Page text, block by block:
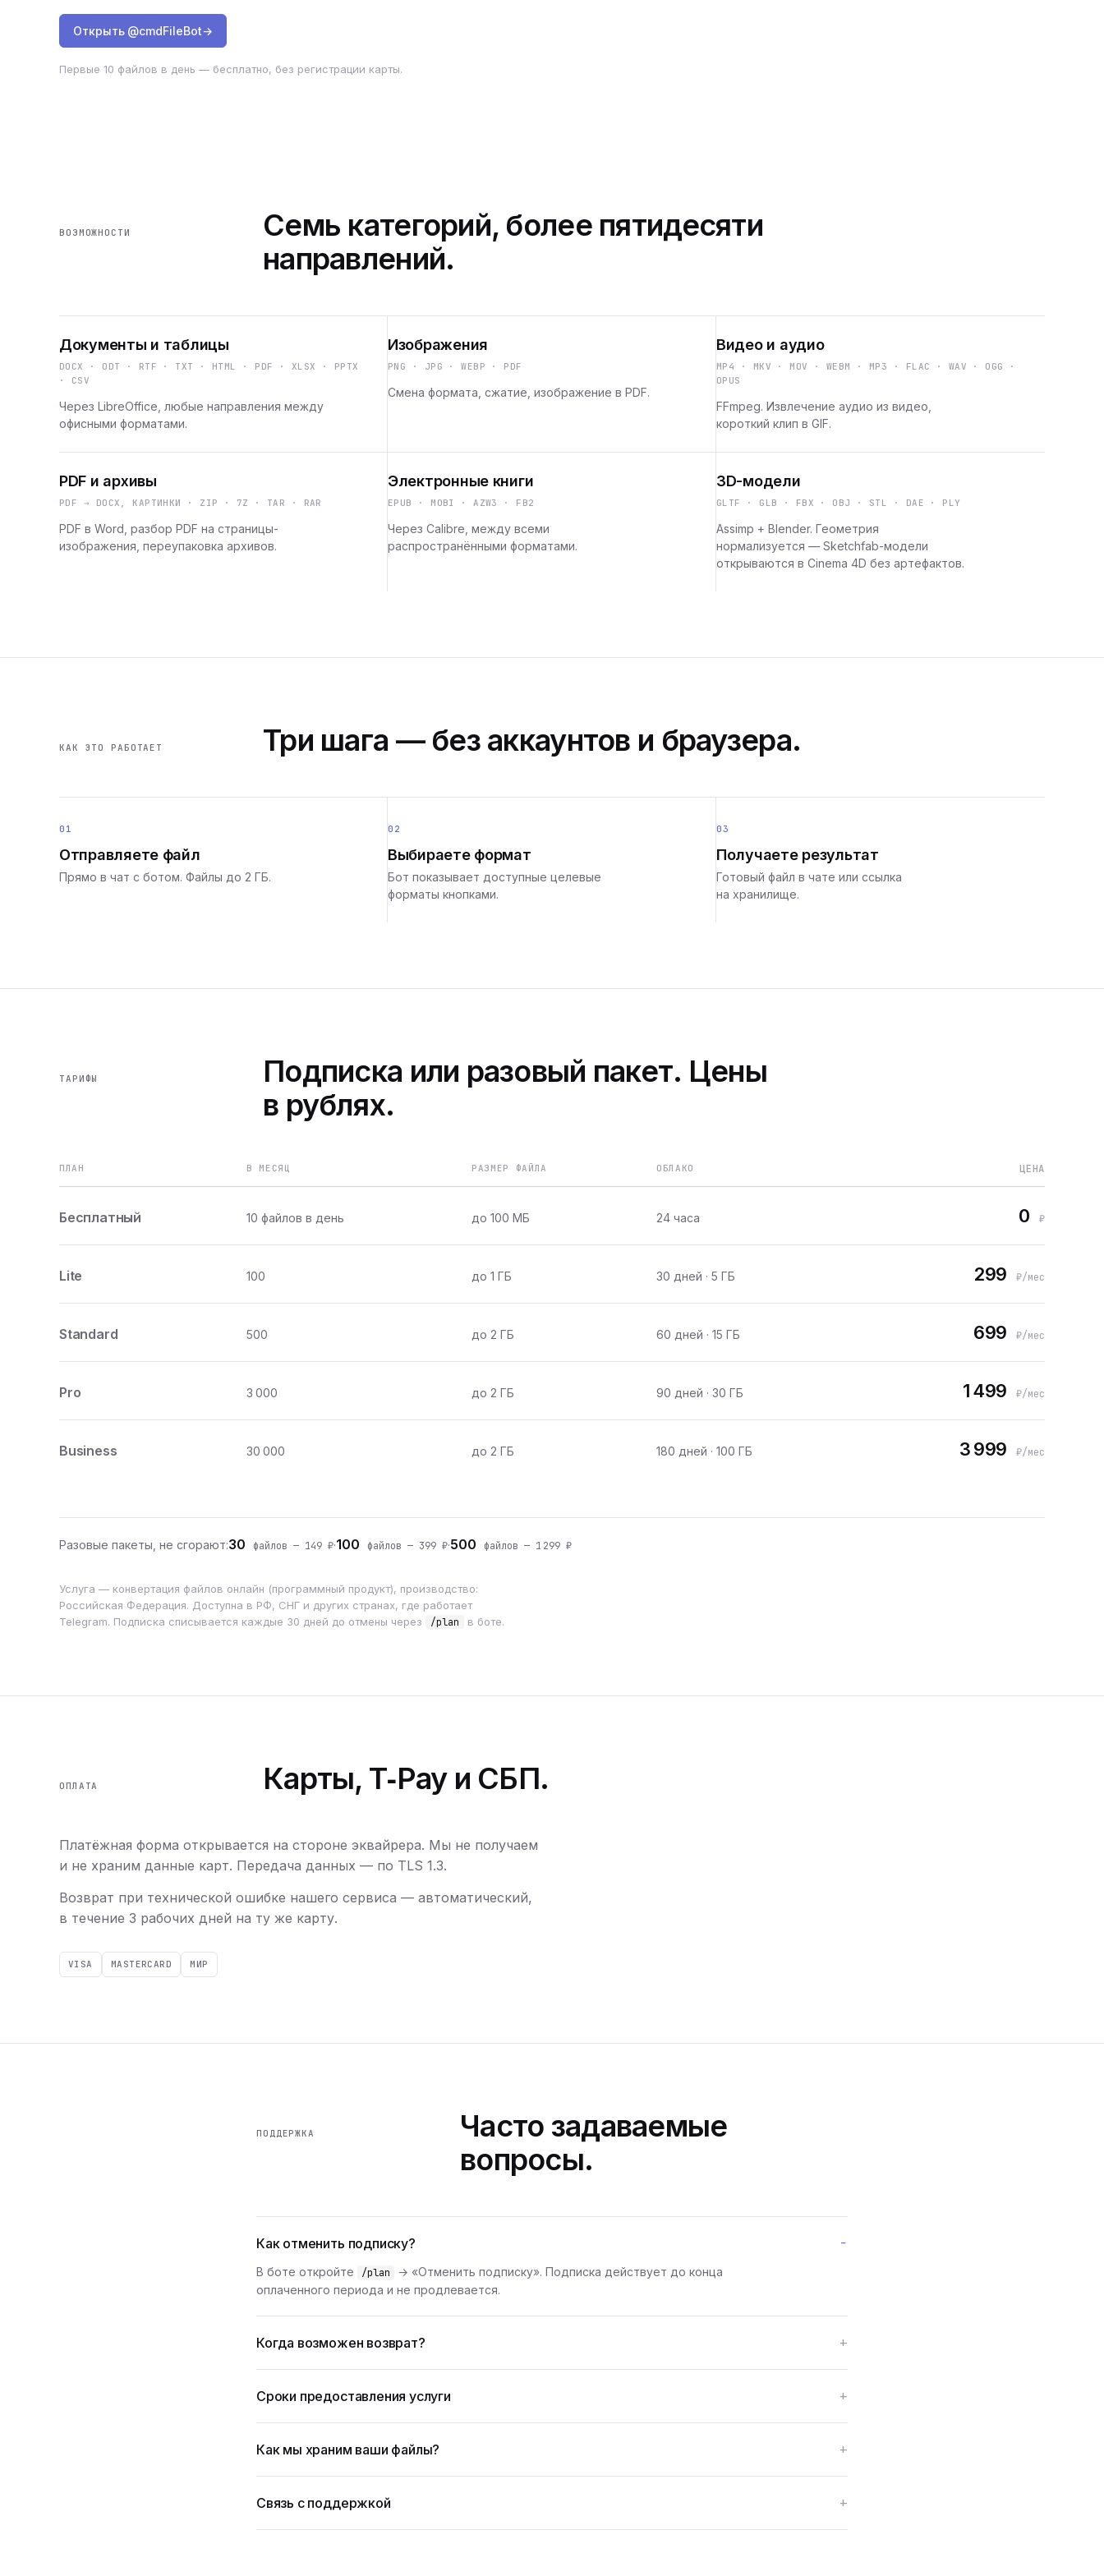
Открыть @cmdFileBot→
Первые 10 файлов в день — бесплатно, без регистрации карты.
ВОЗМОЖНОСТИ
Семь категорий, более пятидесяти
направлений.
Документы и таблицы
DOCX · ODT · RTF · TXT · HTML · PDF · XLSX · PPTX
· CSV
Через LibreOffice, любые направления между
офисными форматами.
Изображения
PNG · JPG · WEBP · PDF
Смена формата, сжатие, изображение в PDF.
Видео и аудио
MP4 · MKV · MOV · WEBM · MP3 · FLAC · WAV · OGG ·
OPUS
FFmpeg. Извлечение аудио из видео,
короткий клип в GIF.
PDF и архивы
PDF → DOCX, КАРТИНКИ · ZIP · 7Z · TAR · RAR
PDF в Word, разбор PDF на страницы-
изображения, переупаковка архивов.
Электронные книги
EPUB · MOBI · AZW3 · FB2
Через Calibre, между всеми
распространёнными форматами.
3D-модели
GLTF · GLB · FBX · OBJ · STL · DAE · PLY
Assimp + Blender. Геометрия
нормализуется — Sketchfab-модели
открываются в Cinema 4D без артефактов.
КАК ЭТО РАБОТАЕТ Три шага — без аккаунтов и браузера.
01
Отправляете файл
Прямо в чат с ботом. Файлы до 2 ГБ.
02
Выбираете формат
Бот показывает доступные целевые
форматы кнопками.
03
Получаете результат
Готовый файл в чате или ссылка
на хранилище.
ТАРИФЫ
Подписка или разовый пакет. Цены
в рублях.
ПЛАН В МЕСЯЦ РАЗМЕР ФАЙЛА ОБЛАКО ЦЕНА
Бесплатный 10 файлов в день до 100 МБ 24 часа 0 ₽
Lite 100 до 1 ГБ 30 дней · 5 ГБ 299 ₽/мес
Standard 500 до 2 ГБ 60 дней · 15 ГБ 699 ₽/мес
Pro 3 000 до 2 ГБ 90 дней · 30 ГБ 1 499 ₽/мес
Business 30 000 до 2 ГБ 180 дней · 100 ГБ 3 999 ₽/мес
Разовые пакеты, не сгорают:30 файлов — 149 ₽·100 файлов — 399 ₽·500 файлов — 1 299 ₽
Услуга — конвертация файлов онлайн (программный продукт), производство:
Российская Федерация. Доступна в РФ, СНГ и других странах, где работает
Telegram. Подписка списывается каждые 30 дней до отмены через
/plan в боте.
ОПЛАТА Карты, T‑Pay и СБП.
Платёжная форма открывается на стороне эквайрера. Мы не получаем
и не храним данные карт. Передача данных — по TLS 1.3.
Возврат при технической ошибке нашего сервиса — автоматический,
в течение 3 рабочих дней на ту же карту.
VISA MASTERCARD МИР
ПОДДЕРЖКА
Часто задаваемые
вопросы.
Как отменить подписку?
В боте откройте /plan
→ «Отменить подписку». Подписка действует до конца
оплаченного периода и не продлевается.
Когда возможен возврат?
Сроки предоставления услуги
Как мы храним ваши файлы?
Связь с поддержкой